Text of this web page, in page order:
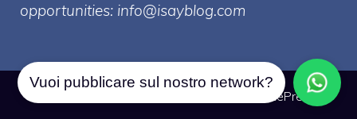
opportunities: info@isayblog.com
GeneratePress
Vuoi pubblicare sul nostro network?